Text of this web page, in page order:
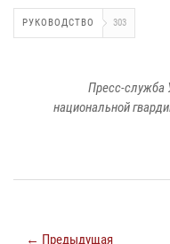
РУКОВОДСТВО 303
Пресс-служба
национальной
← Предыдущая